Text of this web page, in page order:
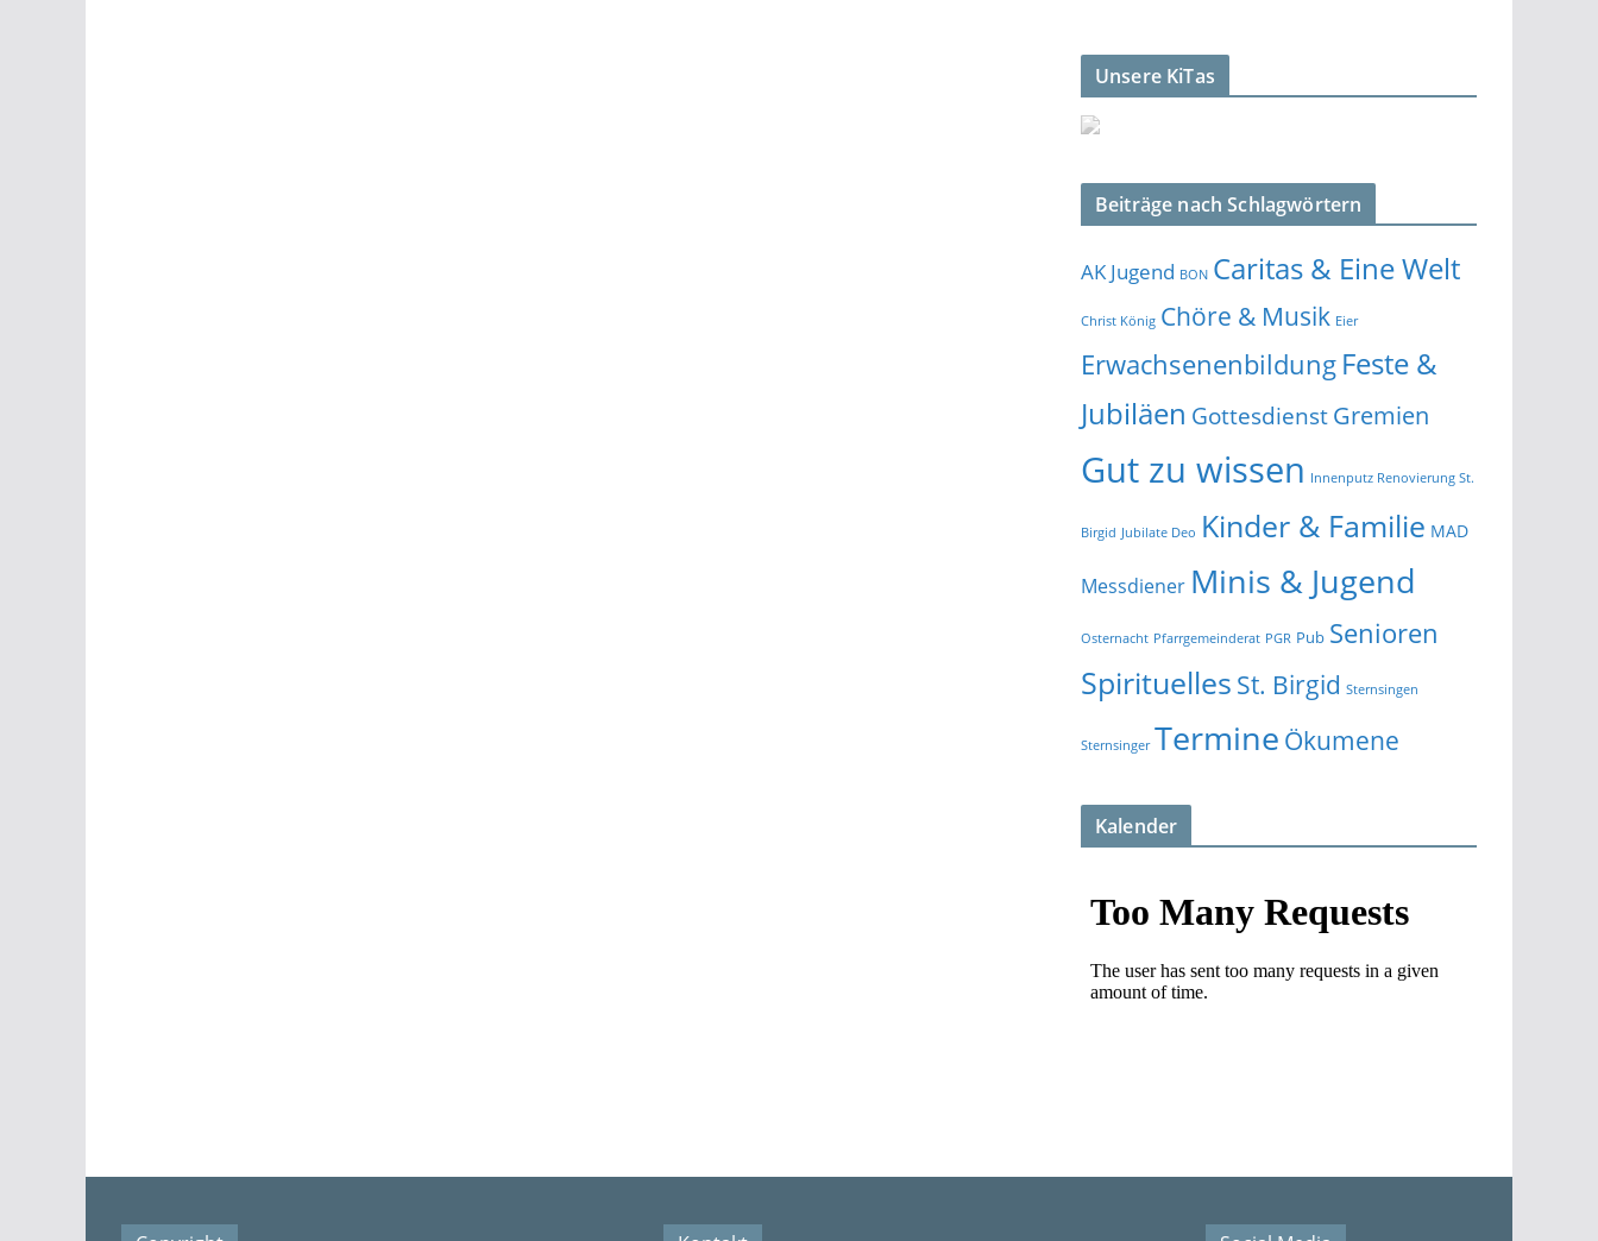
Unsere KiTas
Beiträge nach Schlagwörtern
AK Jugend BON Caritas & Eine Welt
Christ König Chöre & Musik Eier
Erwachsenenbildung Feste &
Jubiläen GottesdienstGremien
Gut zu wissen Innenputz Renovierung St.
Birgid Jubilate Deo Kinder & Familie MAD
Messdiener Minis & Jugend
Osternacht Pfarrgemeinderat PGR Pub Senioren
Spirituelles St. Birgid Sternsingen
Sternsinger Termine Ökumene
Kalender